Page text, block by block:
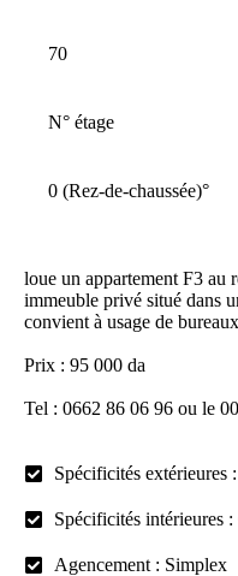
70
N° étage
0 (Rez-de-chaussée)°
loue un appartement F3 au
immeuble privé situé dans
convient à usage de
Prix : 95 000 da
Tel : 0662 86 06 96 ou le
Spécificités extérieures
Spécificités intérieures
Agencement : Simplex